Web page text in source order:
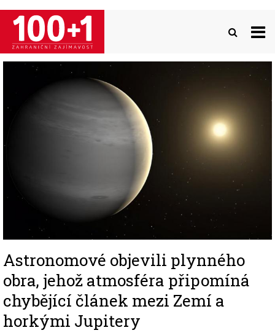
Přejít
hlavnímu
obsahu
Astronomové objevili plynného
obra, jehož atmosféra připomíná
chybějící článek mezi Zemí a
horkými Jupitery